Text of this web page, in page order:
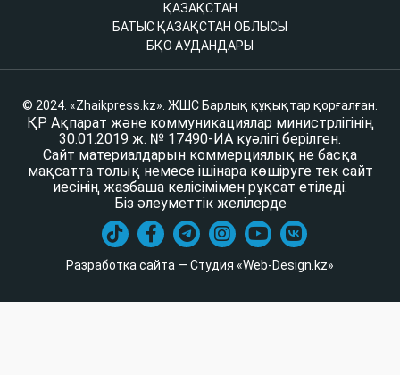
ҚАЗАҚСТАН
БАТЫС ҚАЗАҚСТАН ОБЛЫСЫ
БҚО АУДАНДАРЫ
© 2024. «Zhaikpress.kz». ЖШС Барлық құқықтар қорғалған.
ҚР Ақпарат және коммуникациялар министрлігінің
30.01.2019 ж. № 17490-ИА куәлігі берілген.
Сайт материалдарын коммерциялық не басқа
мақсатта толық немесе ішінара көшіруге тек сайт
иесінің жазбаша келісімімен рұқсат етіледі.
Біз әлеуметтік желілерде
Разработка сайта — Студия «Web-Design.kz»